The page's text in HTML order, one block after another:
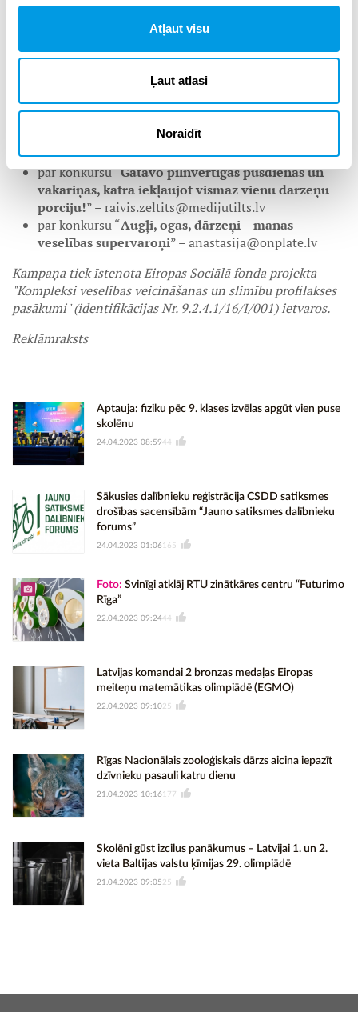
Atļaut visu
Ļaut atlasi
Noraidīt
motivējošas specbalvas izglītības iestāžu pedagogiem, kas
konkursā “Augļi, ogas, dārzeņi – manas veselības
supervaroņi” būs iesaistījuši visvairāk izglītojamo.
Abu konkursu uzvarētāji tiks paziņoti 19. maijā VM
www.eparveselibu.lv
sadaļā “Ziņas”.
Kontaktinformācija saziņai:
par konkursu “Gatavo pilnvērtīgas pusdienas un
vakariņas, katrā iekļaujot vismaz vienu dārzeņu
porciju!” – raivis.zeltits@medijutilts.lv
par konkursu “Augļi, ogas, dārzeņi – manas
veselības supervaroņi” – anastasija@onplate.lv
Kampaņa tiek īstenota Eiropas Sociālā fonda projekta
"Kompleksi veselības veicināšanas un slimību profilakses
pasākumi" (identifikācijas Nr. 9.2.4.1/16/I/001) ietvaros.
Reklāmraksts
Aptauja: fiziku pēc 9. klases izvēlas apgūt vien puse
skolēnu
24.04.2023 08:5944
Sākusies dalībnieku reģistrācija CSDD satiksmes
drošības sacensībām “Jauno satiksmes dalībnieku
forums”
24.04.2023 01:06165
Foto: Svinīgi atklāj RTU zinātkāres centru “Futurimo
Rīga”
22.04.2023 09:2444
Latvijas komandai 2 bronzas medaļas Eiropas
meiteņu matemātikas olimpiādē (EGMO)
22.04.2023 09:1025
Rīgas Nacionālais zooloģiskais dārzs aicina iepazīt
dzīvnieku pasauli katru dienu
21.04.2023 10:16177
Skolēni gūst izcilus panākumus – Latvijai 1. un 2.
vieta Baltijas valstu ķīmijas 29. olimpiādē
21.04.2023 09:05 25